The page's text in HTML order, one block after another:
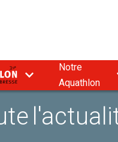
9
3
Notre
Aquathlon